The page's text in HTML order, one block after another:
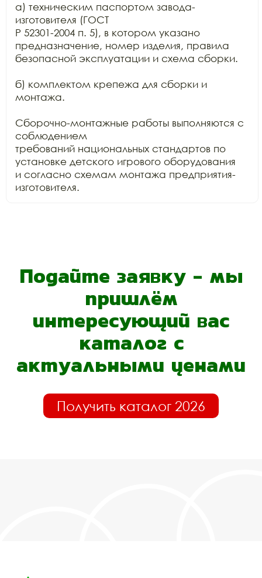
а) техническим паспортом завода-
изготовителя (ГОСТ
Р 52301-2004 п. 5), в котором указано
предназначение, номер изделия, правила
безопасной эксплуатации и схема сборки.
б) комплектом крепежа для сборки и
монтажа.
Сборочно-монтажные работы выполняются с
соблюдением
требований национальных стандартов по
установке детского игрового оборудования
и согласно схемам монтажа предприятия-
изготовителя.
Подайте заявку - мы
пришлём
интересующий вас
каталог с
актуальными ценами
Получить каталог 2026